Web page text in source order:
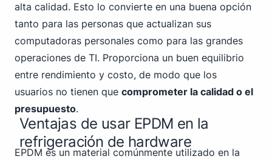
alta calidad. Esto lo convierte en una buena opción
tanto para las personas que actualizan sus
computadoras personales como para las grandes
operaciones de TI. Proporciona un buen equilibrio
entre rendimiento y costo, de modo que los
usuarios no tienen que comprometer la calidad o el
presupuesto.
Ventajas de usar EPDM en la
refrigeración de hardware
EPDM es un material comúnmente utilizado en la